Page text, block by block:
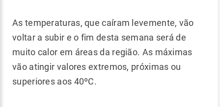
As temperaturas, que caíram levemente, vão
voltar a subir e o fim desta semana será de
muito calor em áreas da região. As máximas
vão atingir valores extremos, próximas ou
superiores aos 40ºC.